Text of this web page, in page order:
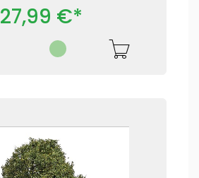
27,99 €*